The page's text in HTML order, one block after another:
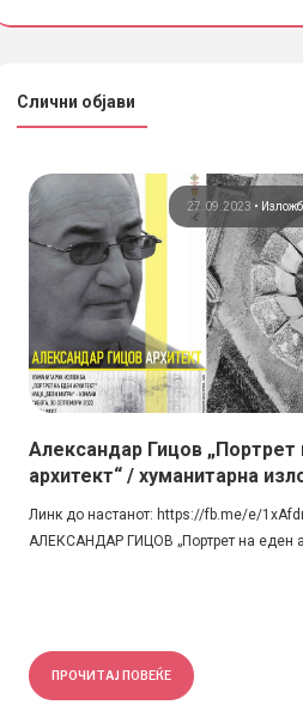
Слични објави
27.09.2023 •
Александар Гицов „Портрет
архитект“ / хуманитарна
Линк до настанот: https://fb.me/e/
АЛЕКСАНДАР ГИЦОВ „Портрет на еден
ПРОЧИТАЈ ПОВЕЌЕ